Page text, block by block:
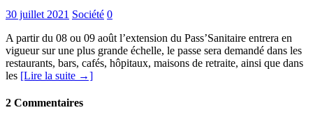
30 juillet 2021 Société 0
A partir du 08 ou 09 août l’extension du Pass’Sanitaire entrera en
vigueur sur une plus grande échelle, le passe sera demandé dans les
restaurants, bars, cafés, hôpitaux, maisons de retraite, ainsi que dans
les [Lire la suite →]
2 Commentaires